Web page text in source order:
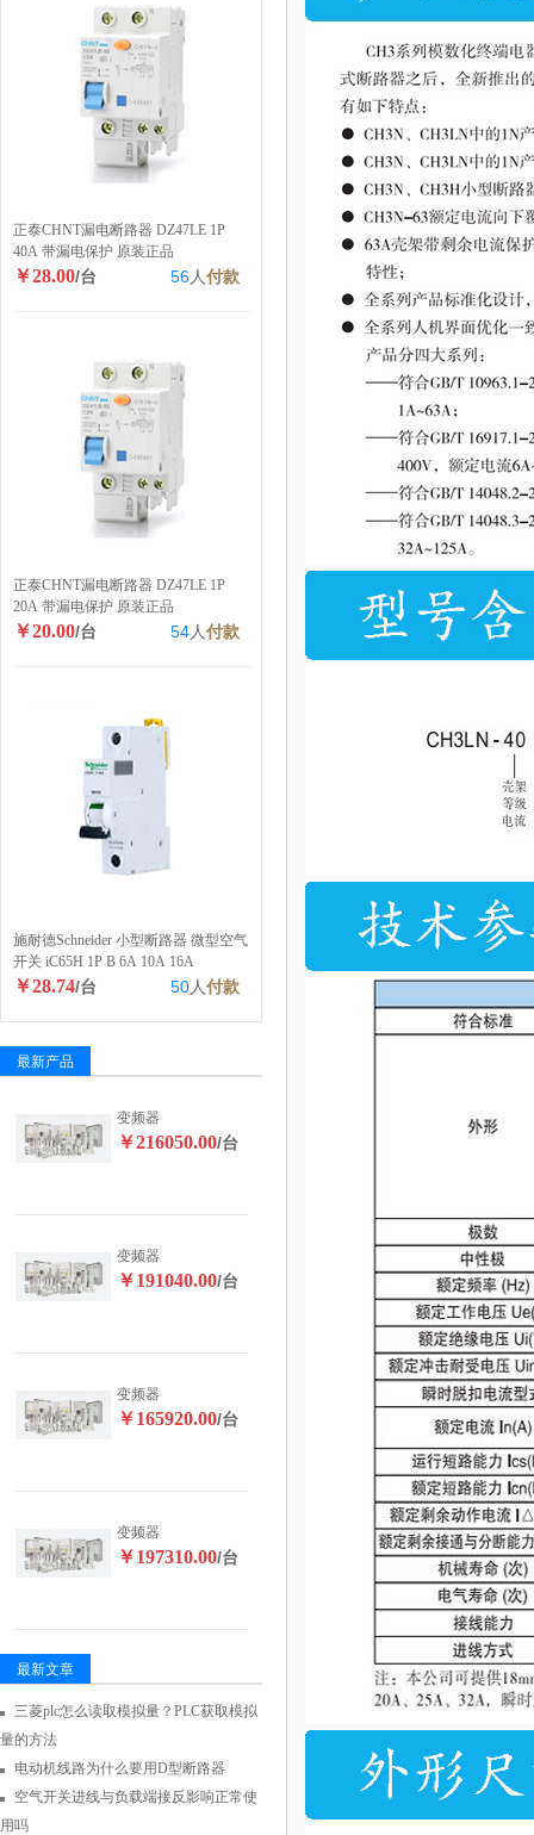
正泰CHNT漏电断路器 DZ47LE 1P
40A 带漏电保护 原装正品
￥28.00/台 56人付款
正泰CHNT漏电断路器 DZ47LE 1P
20A 带漏电保护 原装正品
￥20.00/台 54人付款
施耐德Schneider 小型断路器 微型空气
开关 iC65H 1P B 6A 10A 16A
￥28.74/台 50人付款
最新产品
变频器
￥216050.00/台
变频器
￥191040.00/台
变频器
￥165920.00/台
变频器
￥197310.00/台
最新文章
三菱plc怎么读取模拟量？PLC获取模拟
量的方法
电动机线路为什么要用D型断路器
空气开关进线与负载端接反影响正常使
用吗